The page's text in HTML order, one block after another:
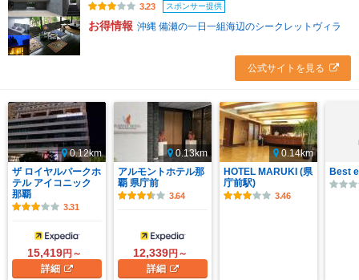
3.23 スポンサー提供
お得情報 沖縄 備瀬の一日一組海辺のシークレットヴィラ
公式サイトを見る
0.12km
ザ ロイヤルパークホ
テル アイコニック
那覇
3.31
15,419円～
詳細
0.13km
アルモントホテル那
覇 県庁前
3.64
12,339円～
詳細
0.14km
HOTEL MARUKI (県
庁前駅)
3.46
Best